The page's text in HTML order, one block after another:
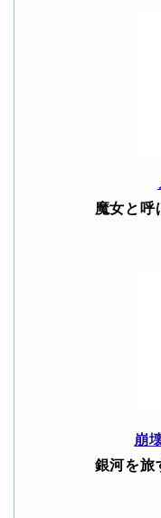
魔女と呼
崩
銀河を旅